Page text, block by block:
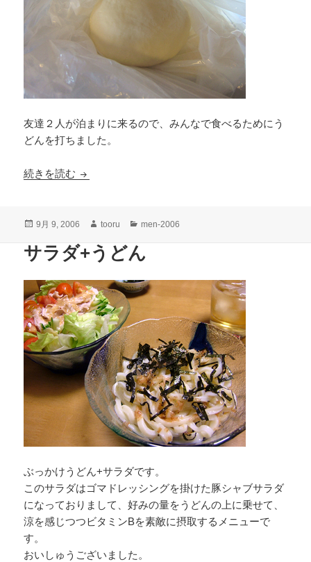
友達２人が泊まりに来るので、みんなで食べるためにう
どんを打ちました。
続きを読む うどん打ち１１回目
投
日:
9月 9, 2006
作
者
tooru
カ
リ
men-2006
サラダ+うどん
ぶっかけうどん+サラダです。
このサラダはゴマドレッシングを掛けた豚シャブサラダ
になっておりまして、好みの量をうどんの上に乗せて、
涼を感じつつビタミンBを素敵に摂取するメニューで
す。
おいしゅうございました。